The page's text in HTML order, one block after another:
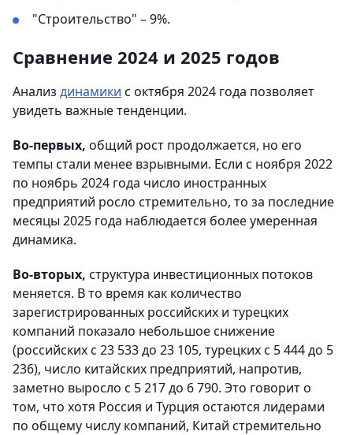
"Строительство" – 9%.
Сравнение 2024 и 2025 годов
Анализ динамики с октября 2024 года позволяет
увидеть важные тенденции.
Во-первых, общий рост продолжается, но его
темпы стали менее взрывными. Если с ноября 2022
по ноябрь 2024 года число иностранных
предприятий росло стремительно, то за последние
месяцы 2025 года наблюдается более умеренная
динамика.
Во-вторых, структура инвестиционных потоков
меняется. В то время как количество
зарегистрированных российских и турецких
компаний показало небольшое снижение
(российских с 23 533 до 23 105, турецких с 5 444 до 5
236), число китайских предприятий, напротив,
заметно выросло с 5 217 до 6 790. Это говорит о
том, что хотя Россия и Турция остаются лидерами
по общему числу компаний, Китай стремительно